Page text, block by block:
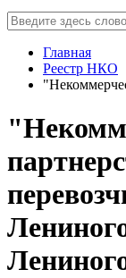
Главная
Реестр НКО